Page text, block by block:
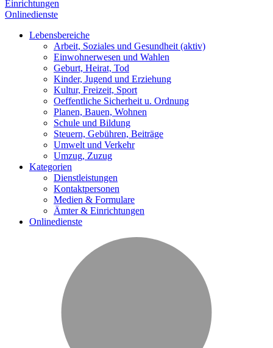
Einrichtungen
Onlinedienste
Lebensbereiche
Arbeit, Soziales und Gesundheit (aktiv)
Einwohnerwesen und Wahlen
Geburt, Heirat, Tod
Kinder, Jugend und Erziehung
Kultur, Freizeit, Sport
Oeffentliche Sicherheit u. Ordnung
Planen, Bauen, Wohnen
Schule und Bildung
Steuern, Gebühren, Beiträge
Umwelt und Verkehr
Umzug, Zuzug
Kategorien
Dienstleistungen
Kontaktpersonen
Medien & Formulare
Ämter & Einrichtungen
Onlinedienste